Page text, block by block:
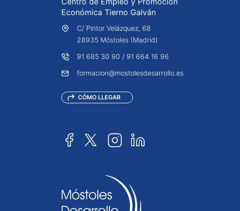
Económica Tierno Galván
C/ Pintor Velázquez, 68
28935 Móstoles (Madrid)
91 685 30 90 / 91 664 16 96
formacion@mostolesdesarrollo.es